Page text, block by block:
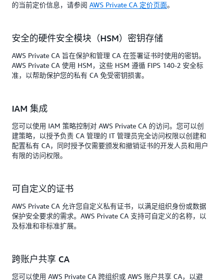
的当前定价信息，请参阅 AWS Private CA 定价页面。
安全的硬件安全模块（HSM）密钥存储
AWS Private CA 旨在保护和管理 CA 在签署证书时使用的密钥。
AWS Private CA 使用 HSM，这些 HSM 遵循 FIPS 140-2 安全标
准，以帮助保护您的私有 CA 免受密钥损害。
IAM 集成
您可以使用 IAM 策略控制对 AWS Private CA 的访问。您可以创
建策略，以授予负责 CA 管理的 IT 管理员完全访问权限以创建和
配置私有 CA，同时授予仅需要颁发和撤销证书的开发人员和用户
有限的访问权限。
可自定义的证书
AWS Private CA 允许您自定义私有证书，以满足组织身份或数据
保护安全要求的需求。AWS Private CA 支持可自定义的名称，以
及标准和非标准扩展。
跨账户共享 CA
您可以使用 AWS Private CA 跨组织或 AWS 账户共享 CA，以避